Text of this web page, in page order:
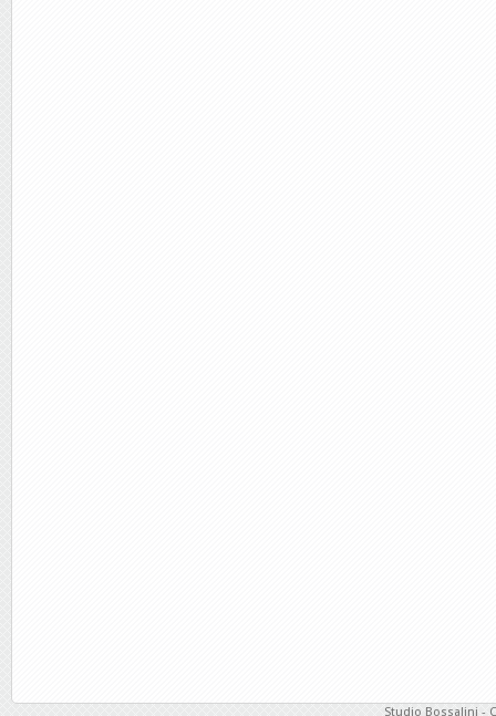
Studio Bossalini -